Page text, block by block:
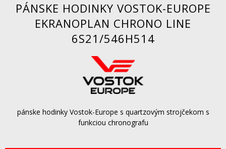
PÁNSKE HODINKY VOSTOK-EUROPE
EKRANOPLAN CHRONO LINE
6S21/546H514
pánske hodinky Vostok-Europe s quartzovým strojčekom s
funkciou chronografu